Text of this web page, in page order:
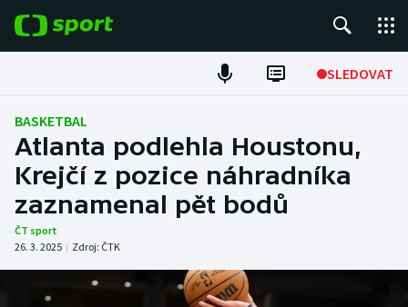
SLEDOVAT
Fotbal
Hokej
Tenis
Atletika
Cyklistika
BASKETBAL
Atlanta podlehla Houstonu,
Krejčí z pozice náhradníka
zaznamenal pět bodů
ČT sport
26. 3. 2025 | Zdroj: ČTK